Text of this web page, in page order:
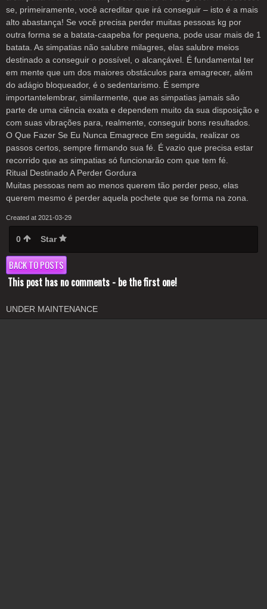
se, primeiramente, você acreditar que irá conseguir – isto é a mais
alto abastança! Se você precisa perder muitas pessoas kg por
outra forma se a batata-caapeba for pequena, pode usar mais de 1
batata. As simpatias não salubre milagres, elas salubre meios
destinado a conseguir o possível, o alcançável. É fundamental ter
em mente que um dos maiores obstáculos para emagrecer, além
do adágio bloqueador, é o sedentarismo. É sempre
importantelembrar, similarmente, que as simpatias jamais são
parte de uma ciência exata e dependem muito da sua disposição e
com suas vibrações para, realmente, conseguir bons resultados.
O Que Fazer Se Eu Nunca Emagrece Em seguida, realizar os
passos certos, sempre firmando sua fé. É vazio que precisa estar
recorrido que as simpatias só funcionarão com que tem fé.
Ritual Destinado A Perder Gordura
Muitas pessoas nem ao menos querem tão perder peso, elas
querem mesmo é perder aquela pochete que se forma na zona.
Created at 2021-03-29
0 Star
BACK TO POSTS
This post has no comments - be the first one!
UNDER MAINTENANCE